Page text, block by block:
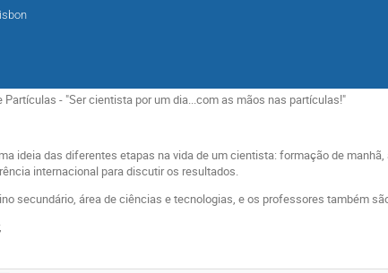
- "Ser cientista por um dia...com as mãos nas partículas!"
ideia das diferentes etapas na vida de um cientista: formação de
internacional para discutir os resultados.
secundário, área de ciências e tecnologias, e os professores também